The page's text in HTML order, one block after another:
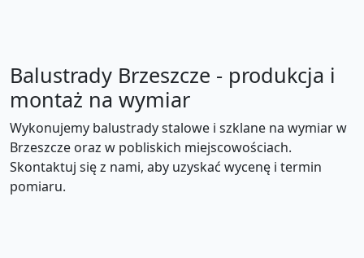
Balustrady Brzeszcze - produkcja i
montaż na wymiar
Wykonujemy balustrady stalowe i szklane na wymiar w
Brzeszcze oraz w pobliskich miejscowościach.
Skontaktuj się z nami, aby uzyskać wycenę i termin
pomiaru.